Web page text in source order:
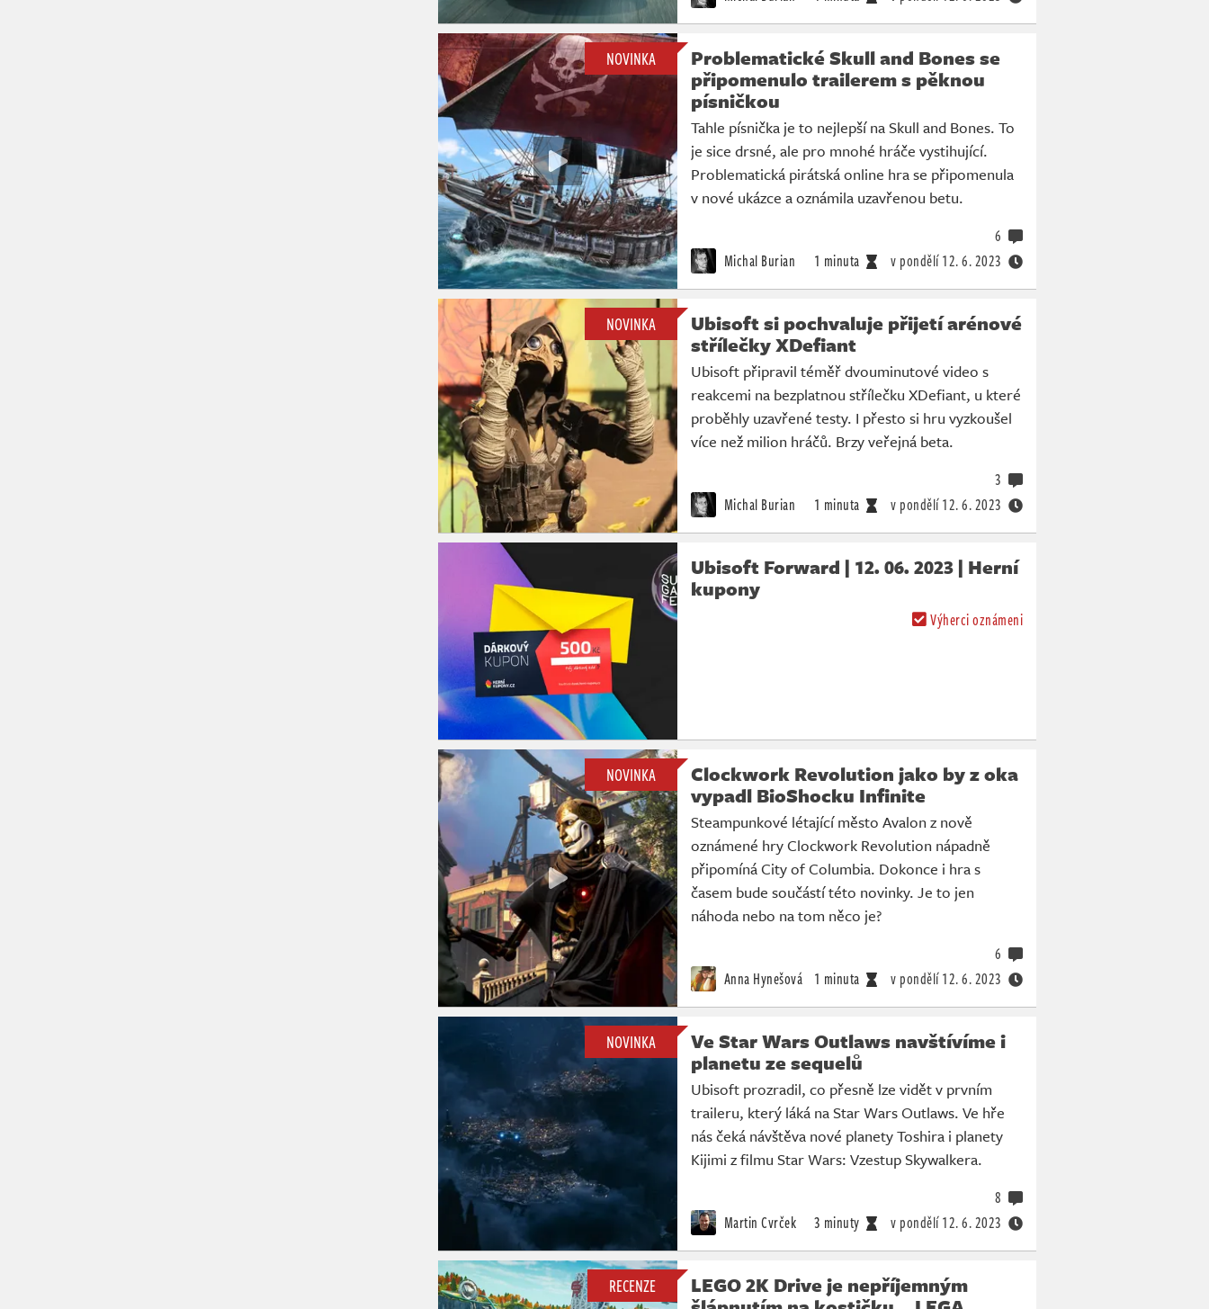
NOVINKA
Problematické Skull and Bones se
připomenulo trailerem s pěknou
písničkou
Tahle písnička je to nejlepší na Skull and Bones. To
je sice drsné, ale pro mnohé hráče vystihující.
Problematická pirátská online hra se připomenula
v nové ukázce a oznámila uzavřenou betu.
Michal Burian 1 minuta v pondělí12. 6. 2023
6
NOVINKA
Ubisoft si pochvaluje přijetí arénové
střílečky XDefiant
Ubisoft připravil téměř dvouminutové video s
reakcemi na bezplatnou střílečku XDefiant, u které
proběhly uzavřené testy. I přesto si hru vyzkoušel
více než milion hráčů. Brzy veřejná beta.
Michal Burian 1 minuta v pondělí12. 6. 2023
3
Ubisoft Forward | 12. 06. 2023 | Herní
kupony
Výherci oznámeni
NOVINKA
Clockwork Revolution jako by z oka
vypadl BioShocku Infinite
Steampunkové létající město Avalon z nově
oznámené hry Clockwork Revolution nápadně
připomíná City of Columbia. Dokonce i hra s
časem bude součástí této novinky. Je to jen
náhoda nebo na tom něco je?
Anna Hynešová 1 minuta v pondělí12. 6. 2023
6
NOVINKA
Ve Star Wars Outlaws navštívíme i
planetu ze sequelů
Ubisoft prozradil, co přesně lze vidět v prvním
traileru, který láká na Star Wars Outlaws. Ve hře
nás čeká návštěva nové planety Toshira i planety
Kijimi z filmu Star Wars: Vzestup Skywalkera.
Martin Cvrček 3 minuty v pondělí12. 6. 2023
8
RECENZE
LEGO 2K Drive je nepříjemným